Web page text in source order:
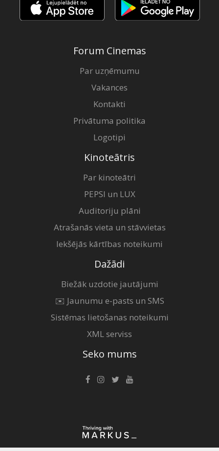
Forum Cinemas
Par uzņēmumu
Vakances
Kontakti
Privātuma politika
Logotipi
Kinoteātris
Par kinoteātri
PEPSI un LUX
Auditoriju plāni
Atrašanās vieta un stāvvietas
Iekšējās kārtības noteikumi
Dažādi
Biežāk uzdotie jautājumi
✉️ Jaunumu e-pasts un SMS
Sistēmas lietošanas noteikumi
XML serviss
Seko mums